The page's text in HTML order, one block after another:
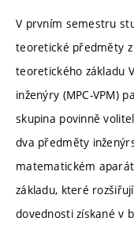
V prvním semestru
teoretické předměty
teoretického základu
inženýry (MPC-VPM)
skupina povinně
dva předměty
matematickém
základu, které
dovednosti získané v